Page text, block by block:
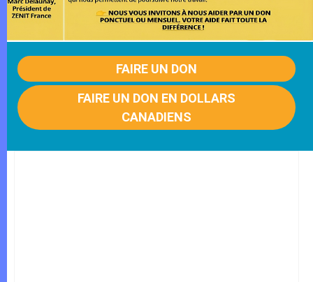
FAIRE UN DON
FAIRE UN DON EN DOLLARS
CANADIENS